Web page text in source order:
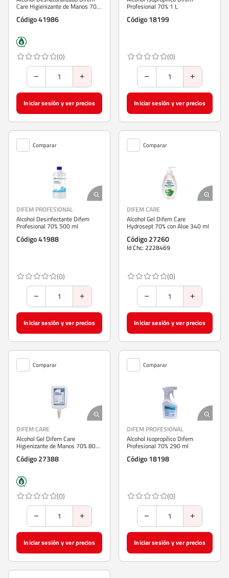
Care Higienizante de Manos 70%
Código 41986
(0)
Iniciar sesión y ver precios
Profesional 70% 1 L
Código 18199
(0)
Iniciar sesión y ver precios
Comparar
DIFEM PROFESIONAL
Alcohol Desinfectante Difem
Profesional 70% 500 ml
Código 41988
(0)
Iniciar sesión y ver precios
Comparar
DIFEM CARE
Alcohol Gel Difem Care
Hydrosept 70% con Aloe 340 ml
Código 27260
Id Chc: 2228469
(0)
Iniciar sesión y ver precios
Comparar
DIFEM CARE
Alcohol Gel Difem Care
Higienizante de Manos 70% 800
ml
Código 27388
(0)
Iniciar sesión y ver precios
Comparar
DIFEM PROFESIONAL
Alcohol Isopropílico Difem
Profesional 70% 290 ml
Código 18198
(0)
Iniciar sesión y ver precios